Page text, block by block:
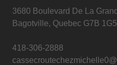
3680 Boulevard De La
Bagotville, Quebec G7B
418-306-2888